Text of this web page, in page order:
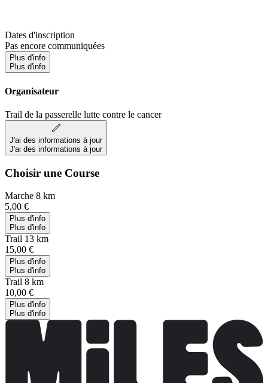
Dates d'inscription
Pas encore communiquées
Plus d'info
Plus d'info
Organisateur
Trail de la passerelle lutte contre le cancer
J'ai des informations à jour
J'ai des informations à jour
Choisir une Course
Marche 8 km
5,00 €
Plus d'info
Plus d'info
Trail 13 km
15,00 €
Plus d'info
Plus d'info
Trail 8 km
10,00 €
Plus d'info
Plus d'info